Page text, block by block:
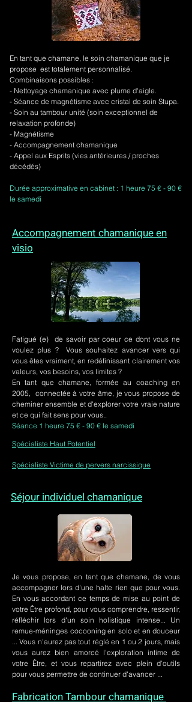
En tant que chamane, le soin chamanique que je
propose est totalement personnalisé.
Combinaisons possibles :
- Nettoyage chamanique avec plume d'aigle.
- Séance de magnétisme avec cristal de soin Stupa.
- Soin au tambour unité (soin exceptionnel de
relaxation profonde)
- Magnétisme
- Accompagnement chamanique
- Appel aux Esprits (vies antérieures / proches
décédés)
Durée approximative en cabinet : 1 heure 75 € - 90 €
le samedi
Accompagnement chamanique en
visio
Fatigué (e) de savoir par coeur ce dont vous ne
voulez plus ? Vous souhaitez avancer vers qui
vous êtes vraiment, en redéfinissant clairement vos
valeurs, vos besoins, vos limites ?
En tant que chamane, formée au coaching en
2005, connectée à votre âme, je vous propose de
cheminer ensemble et d'explorer votre vraie nature
et ce qui fait sens pour vous..
Séance 1 heure 75 € - 90 € le samedi
Spécialiste Haut Potentiel
Spécialiste Victime de pervers narcissique
Séjour individuel chamanique
Je vous propose, en tant que chamane, de vous
accompagner lors d'une halte rien que pour vous.
En vous accordant ce temps de mise au point de
votre Être profond, pour vous comprendre, ressentir,
réfléchir lors d'un soin holistique intense... Un
remue-méninges cocooning en solo et en douceur
... Vous n'aurez pas tout réglé en 1 ou 2 jours, mais
vous aurez bien amorcé l'exploration intime de
votre Être, et vous repartirez avec plein d'outils
pour vous permettre de continuer d'avancer ...
Fabrication Tambour chamanique